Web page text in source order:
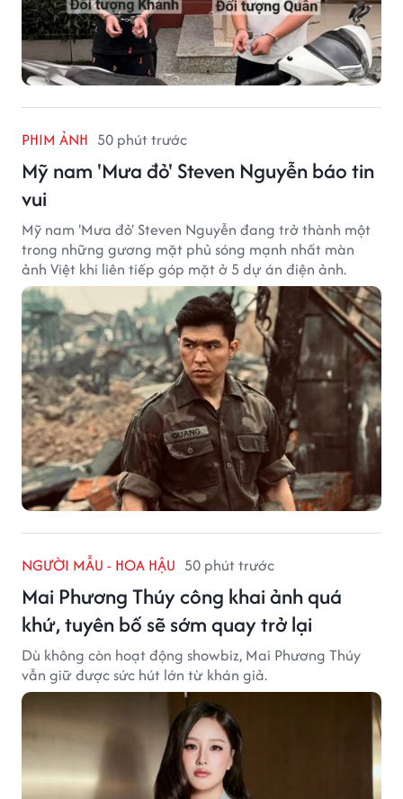
PHIM ẢNH 50 phút trước
Mỹ nam 'Mưa đỏ' Steven Nguyễn báo tin
vui
Mỹ nam 'Mưa đỏ' Steven Nguyễn đang trở thành một
trong những gương mặt phủ sóng mạnh nhất màn
ảnh Việt khi liên tiếp góp mặt ở 5 dự án điện ảnh.
NGƯỜI MẪU - HOA HẬU 50 phút trước
Mai Phương Thúy công khai ảnh quá
khứ, tuyên bố sẽ sớm quay trở lại
Dù không còn hoạt động showbiz, Mai Phương Thúy
vẫn giữ được sức hút lớn từ khán giả.